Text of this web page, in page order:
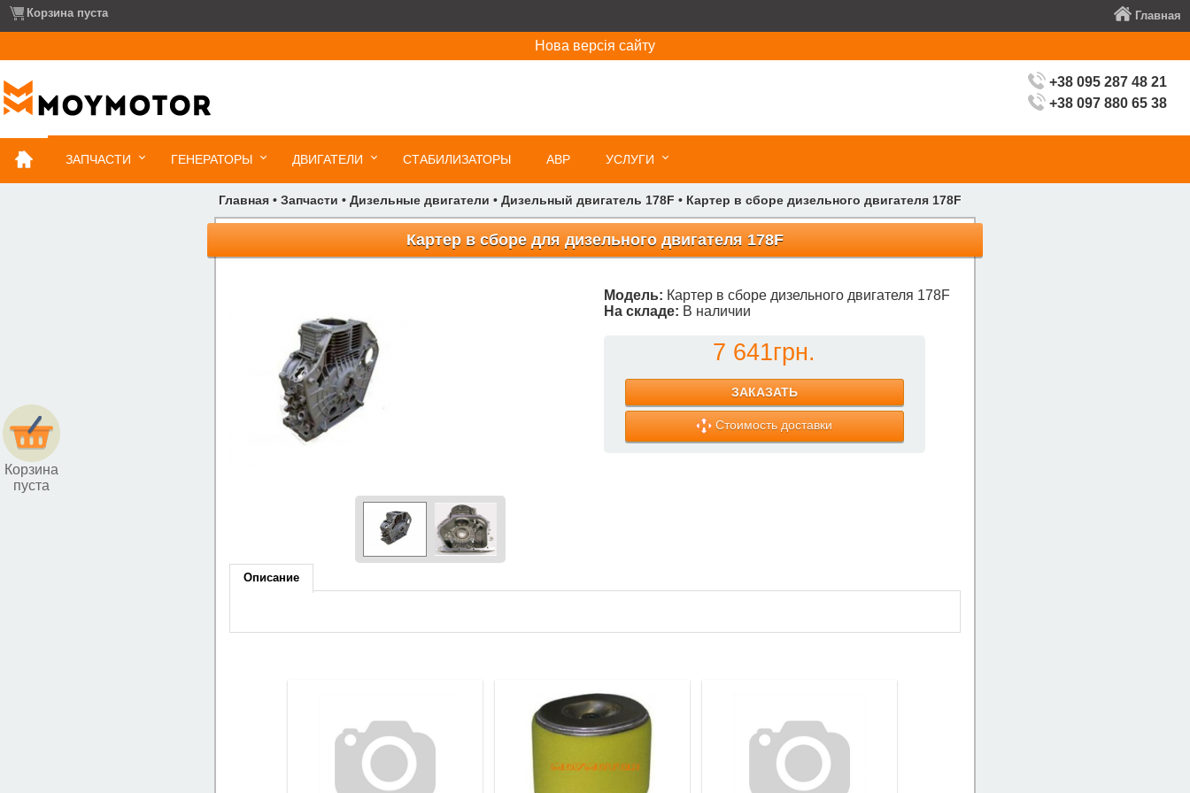
Корзина пуста Главная
Нова версія сайту
+38 095 287 48 21
+38 097 880 65 38
ЗАПЧАСТИ ГЕНЕРАТОРЫ ДВИГАТЕЛИ СТАБИЛИЗАТОРЫ АВР УСЛУГИ
Корзина
пуста
Главная • Запчасти • Дизельные двигатели • Дизельный двигатель 178F • Картер в сборе дизельного двигателя 178F
Картер в сборе для дизельного двигателя 178F
Модель: Картер в сборе дизельного двигателя 178F
На складе: В наличии
7 641грн.
ЗАКАЗАТЬ
Стоимость доставки
Описание